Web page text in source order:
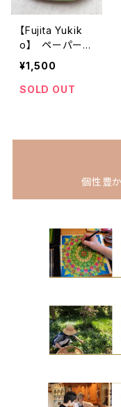
【Fujita Yukik
o】 ペーパーウ
エイト（Woods）
¥1,500
SOLD OUT
個性豊